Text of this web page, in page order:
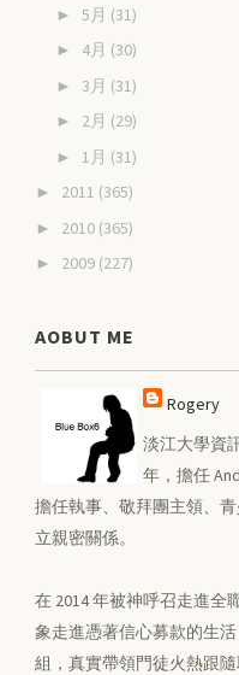
► 5月 (31)
► 4月 (30)
► 3月 (31)
► 2月 (29)
► 1月 (31)
► 2011 (365)
► 2010 (365)
► 2009 (227)
AOBUT ME
Rogery
淡江大學資
年，擔任
擔任執事、敬拜團主領、
立親密關係。
在 2014 年被神呼召走進全
象走進憑著信心募款的生
組，真實帶領門徒火熱跟隨